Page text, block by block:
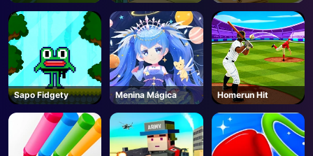
Sapo Fidgety Menina Mágica Homerun Hit